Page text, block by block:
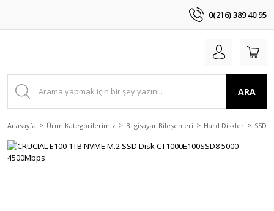
0(216) 389 40 95
ARA
Anasayfa Ürün Kategorilerimiz Bilgisayar Bileşenleri Hard Diskler SSD